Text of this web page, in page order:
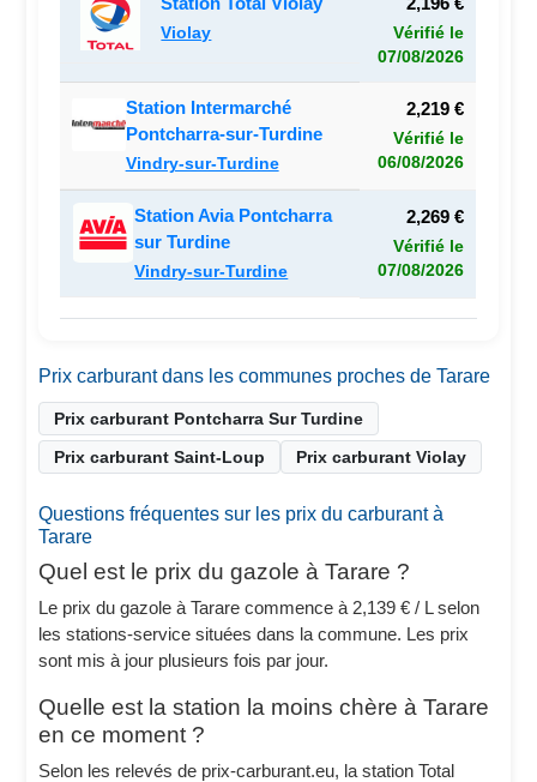
Violay
Vérifié le
07/08/2026
Station Intermarché
Pontcharra-sur-Turdine
Vindry-sur-Turdine
2,219 €
Vérifié le
06/08/2026
Station Avia Pontcharra
sur Turdine
Vindry-sur-Turdine
2,269 €
Vérifié le
07/08/2026
Prix carburant dans les communes proches de Tarare
Prix carburant Pontcharra Sur Turdine
Prix carburant Saint-Loup
Prix carburant Violay
Questions fréquentes sur les prix du carburant à
Tarare
Quel est le prix du gazole à Tarare ?
Le prix du gazole à Tarare commence à 2,139 € / L selon
les stations-service situées dans la commune. Les prix
sont mis à jour plusieurs fois par jour.
Quelle est la station la moins chère à Tarare
en ce moment ?
Selon les relevés de prix-carburant.eu, la station Total